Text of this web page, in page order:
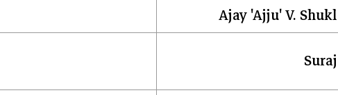
Ajay 'Ajju' V. Shukl
Suraj